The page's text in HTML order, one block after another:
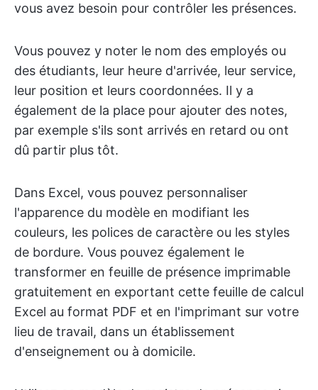
vous avez besoin pour contrôler les présences.
Vous pouvez y noter le nom des employés ou
des étudiants, leur heure d'arrivée, leur service,
leur position et leurs coordonnées. Il y a
également de la place pour ajouter des notes,
par exemple s'ils sont arrivés en retard ou ont
dû partir plus tôt.
Dans Excel, vous pouvez personnaliser
l'apparence du modèle en modifiant les
couleurs, les polices de caractère ou les styles
de bordure. Vous pouvez également le
transformer en feuille de présence imprimable
gratuitement en exportant cette feuille de calcul
Excel au format PDF et en l'imprimant sur votre
lieu de travail, dans un établissement
d'enseignement ou à domicile.